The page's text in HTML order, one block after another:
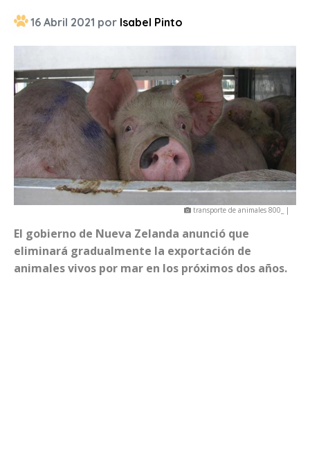
16 Abril 2021 por Isabel Pinto
transporte de animales 800_ |
El gobierno de Nueva Zelanda anunció que
eliminará gradualmente la exportación de
animales vivos por mar en los próximos dos años.